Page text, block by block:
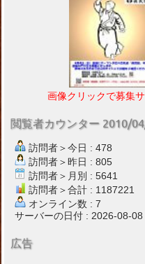
画像クリックで募集
閲覧者カウンター 2010/
訪問者＞今日 : 478
訪問者＞昨日 : 805
訪問者＞月別 : 5641
訪問者＞合計 : 1187221
オンライン数 : 7
サーバーの日付 : 2026-08-08
広告